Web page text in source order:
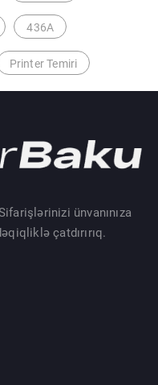
436A
Printer Temiri
ünvanınıza
çatdırırıq.